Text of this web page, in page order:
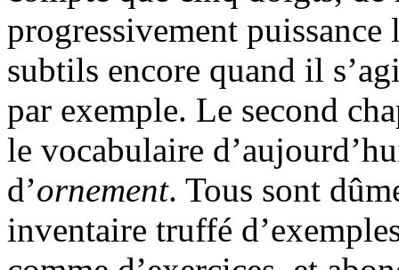
progressivement
subtils encore quand il
par exemple. Le second
le vocabulaire
d’ornement. Tous sont
inventaire truffé